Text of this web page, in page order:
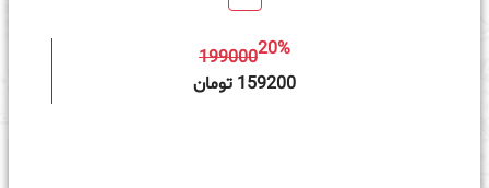
19900020%
159200 تومان